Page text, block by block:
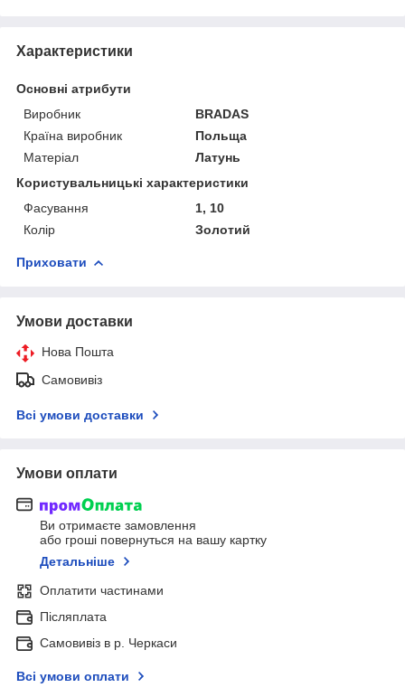
Характеристики
Основні атрибути
Виробник
BRADAS
Країна виробник
Польща
Матеріал
Латунь
Користувальницькі характеристики
Фасування
1, 10
Колір
Золотий
Приховати
Умови доставки
Нова Пошта
Самовивіз
Всі умови доставки
Умови оплати
Ви отримаєте замовлення
або гроші повернуться на вашу картку
Детальніше
Оплатити частинами
Післяплата
Самовивіз в р. Черкаси
Всі умови оплати